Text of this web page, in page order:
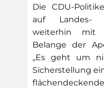
Die CDU-
auf Landes-
weiterhin mit
Belange der
„Es geht um
Sicherstellung